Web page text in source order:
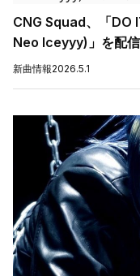
CNG Squad、「
Neo Iceyyy)」を配
新曲情報2026.5.1